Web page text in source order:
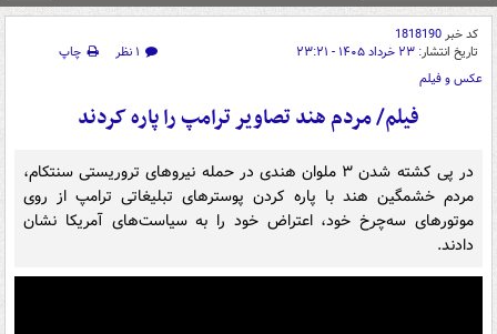
کد خبر1818190
تاریخ انتشار: ۲۳ خرداد ۱۴۰۵ - ۲۳:۲۱ ۱ نظر
چاپ
عکس و فیلم
فیلم/ مردم هند تصاویر ترامپ را پاره کردند
در پی کشته شدن ۳ ملوان هندی در حمله نیروهای تروریستی سنتکام،
مردم خشمگین هند با پاره کردن پوسترهای تبلیغاتی ترامپ از روی
موتورهای سه‌چرخ خود، اعتراض خود را به سیاست‌های آمریکا نشان
دادند.